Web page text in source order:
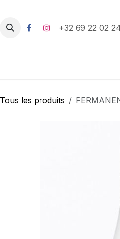
+32 69 22 02 24
Tous les produits